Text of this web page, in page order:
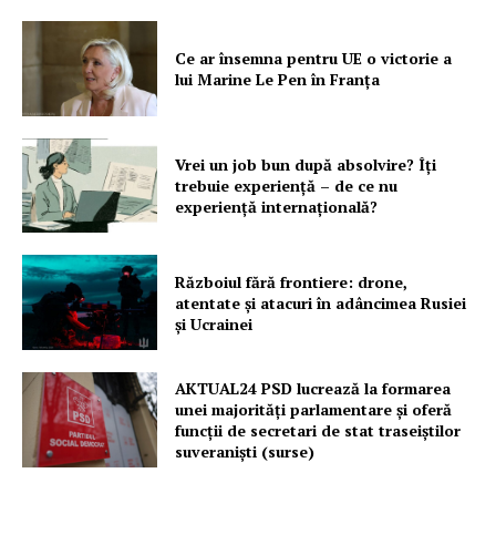
Ce ar însemna pentru UE o victorie a
lui Marine Le Pen în Franța
Vrei un job bun după absolvire? Îți
trebuie experiență – de ce nu
experiență internațională?
Războiul fără frontiere: drone,
atentate și atacuri în adâncimea Rusiei
și Ucrainei
AKTUAL24 PSD lucrează la formarea
unei majorităţi parlamentare și oferă
funcții de secretari de stat traseiștilor
suveraniști (surse)